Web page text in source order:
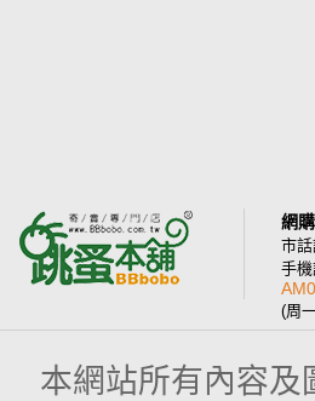
網
市話
手機
(周
本網站所有內容